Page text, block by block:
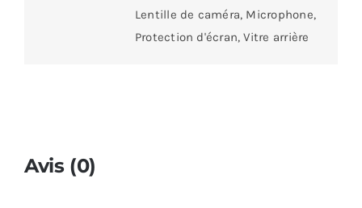
Lentille de caméra, Microphone,
Protection d'écran, Vitre arrière
Avis (0)